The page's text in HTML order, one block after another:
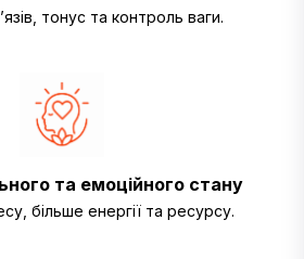
та емоційного стану
більше енергії та ресурсу.
тонус та контроль ваги.